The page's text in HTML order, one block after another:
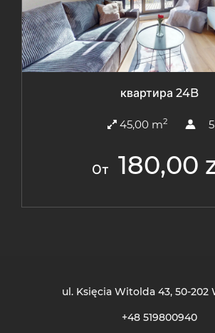
квартира 24B
45,00 m2 5
От 180,00
ul. Księcia Witolda 43, 50-202
+48 519800940